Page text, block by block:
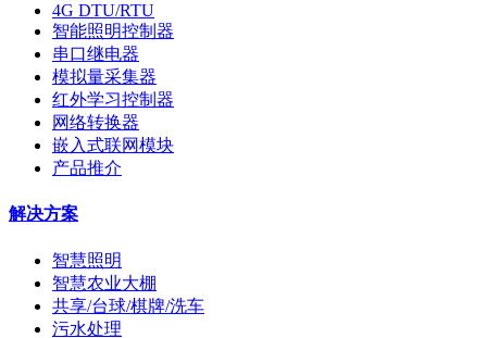
4G DTU/RTU
智能照明控制器
串口继电器
模拟量采集器
红外学习控制器
网络转换器
嵌入式联网模块
产品推介
解决方案
智慧照明
智慧农业大棚
共享/台球/棋牌/洗车
污水处理